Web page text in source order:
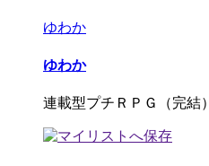
ゆわか
ゆわか
連載型プチＲＰＧ（完結）